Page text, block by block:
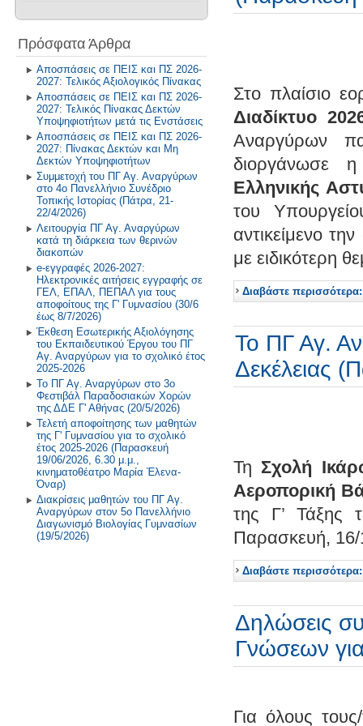
Σχολική και Κοινωνική Ζωή
Δραστηριότητες στα Μαθηματικά
Δραστηριότητες στο Μάθημα
Τεχνολογίας
Περιβάλλον και Εκπάιδευση για
την Αειφόρο Ανάπτυξη
Πρόγραμμα Σίτισης και Υγιεινής
Διατροφής
Δραστηριότητες στο Σχολικό
Επαγγελματικό Προσανατολισμό
2023-2024
2022-2023
2021-2022
Παλαιότερα έτη
2024-2025
2023-2024
2022-2023
2019-2020
2018-2019
2017-2018
2016-2017
2015-2016
2014-2015
Παλαιότερη Έτη
Η Θέση μας για τον θεσμό των
Προτύπων
Επικοινωνία
Αλιεύματα από το Διαδίκτυο
Πρόσφατα Άρθρα
Αποσπάσεις σε ΠΕΙΣ και ΠΣ 2026-
2027: Τελικός Αξιολογικός Πίνακας
Αποσπάσεις σε ΠΕΙΣ και ΠΣ 2026-
2027: Τελικός Πίνακας Δεκτών
Υποψηφιοτήτων μετά τις Ενστάσεις
Αποσπάσεις σε ΠΕΙΣ και ΠΣ 2026-
2027: Πίνακας Δεκτών και Μη
Δεκτών Υποψηφιοτήτων
Συμμετοχή του ΠΓ Αγ. Αναργύρων
στο 4ο Πανελλήνιο Συνέδριο
Τοπικής Ιστορίας (Πάτρα, 21-
22/4/2026)
Λειτουργία ΠΓ Αγ. Αναργύρων
κατά τη διάρκεια των θερινών
διακοπών
e-εγγραφές 2026-2027:
Ηλεκτρονικές αιτήσεις εγγραφής σε
ΓΕΛ, ΕΠΑΛ, ΠΕΠΑΛ για τους
αποφοίτους της Γ' Γυμνασίου (30/6
έως 8/7/2026)
Έκθεση Εσωτερικής Αξιολόγησης
του Εκπαιδευτικού Έργου του ΠΓ
Αγ. Αναργύρων για το σχολικό έτος
2025-2026
Το ΠΓ Αγ. Αναργύρων στο 3ο
Φεστιβάλ Παραδοσιακών Χορών
της ΔΔΕ Γ' Αθήνας (20/5/2026)
Τελετή αποφοίτησης των μαθητών
της Γ' Γυμνασίου για το σχολικό
έτος 2025-2026 (Παρασκευή
19/06/2026, 6.30 μ.μ.,
κινηματοθέατρο Μαρία Έλενα-
Όναρ)
Διακρίσεις μαθητών του ΠΓ Αγ.
Αναργύρων στον 5ο Πανελλήνιο
Διαγωνισμό Βιολογίας Γυμνασίων
(19/5/2026)
Στο πλαίσιο
Διαδίκτυο
Αναργύρων
διοργάνωσε
Ελληνικής
του
αντικείμενο
με ειδικότερη
Διαβάστε περισσότερα:
Το ΠΓ Αγ.
Δεκέλειας
Τη Σχολή
Αεροπορική
της Γ’ Τάξης
Παρασκευή,
Διαβάστε περισσότερα:
Δηλώσεις
Γνώσεων
Για όλους